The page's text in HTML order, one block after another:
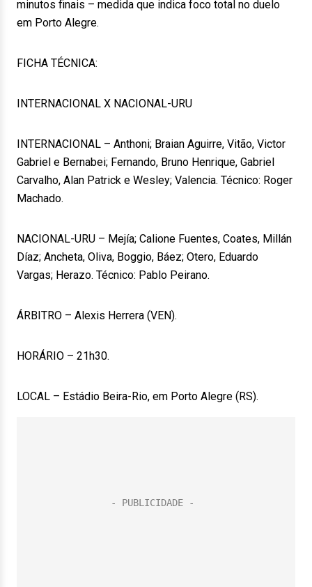
minutos finais – medida que indica foco total no duelo
em Porto Alegre.
FICHA TÉCNICA:
INTERNACIONAL X NACIONAL-URU
INTERNACIONAL – Anthoni; Braian Aguirre, Vitão, Victor
Gabriel e Bernabei; Fernando, Bruno Henrique, Gabriel
Carvalho, Alan Patrick e Wesley; Valencia. Técnico: Roger
Machado.
NACIONAL-URU – Mejía; Calione Fuentes, Coates, Millán
Díaz; Ancheta, Oliva, Boggio, Báez; Otero, Eduardo
Vargas; Herazo. Técnico: Pablo Peirano.
ÁRBITRO – Alexis Herrera (VEN).
HORÁRIO – 21h30.
LOCAL – Estádio Beira-Rio, em Porto Alegre (RS).